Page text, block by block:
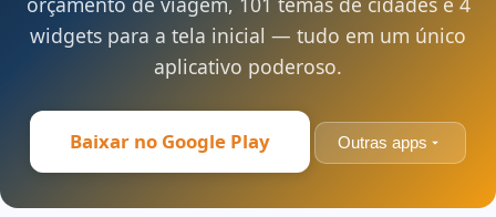
widgets para a tela inicial — tudo em um único
aplicativo poderoso.
Baixar no Google Play Outras apps